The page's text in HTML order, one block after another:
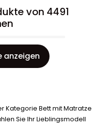
von 4491
anzeigen
Kategorie Bett mit Matratze
Sie Ihr Lieblingsmodell